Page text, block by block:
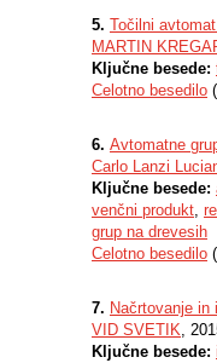
5. Točilni
MARTIN
Ključne besede:
Celotno besedilo
6. Avtomatne
Carlo Lanzi
Ključne besede:
venčni produkt,
grup na drevesih
Celotno besedilo
7. Načrtovanje
VID SVETIK,
Ključne besede: